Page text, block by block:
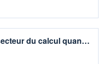
du calcul quan…